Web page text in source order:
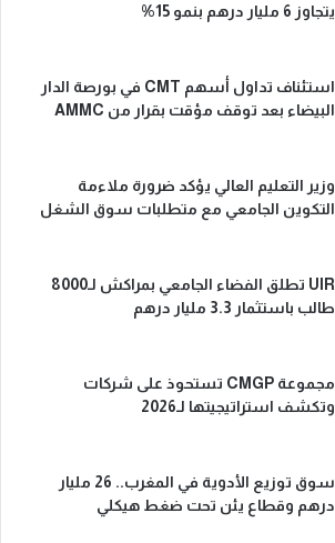
يتجاوز 6 مليار درهم بنمو 15%
استئناف تداول أسهم CMT في بورصة الدار
البيضاء بعد توقف مؤقت بقرار من AMMC
وزير التعليم العالي يؤكد ضرورة ملاءمة
التكوين الجامعي مع متطلبات سوق الشغل
UIR تطلق الفضاء الجامعي بمراكش لـ8000
طالب باستثمار 3.3 مليار درهم
مجموعة CMGP تستحوذ على شركات
وتكشف استراتيجيتها لـ2026
سوق توزيع الأدوية في المغرب.. 26 مليار
درهم وقطاع يئن تحت ضغط هيكلي